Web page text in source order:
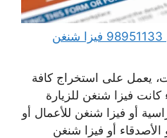
مكتب استخراج فيزا شنغن 98951133 فيزا شنغن
يعمل على استخراج كافة
فيزا شنغن للزيارة
أو فيزا شنغن للأعمال أو
الأصدقاء أو فيزا شنغن